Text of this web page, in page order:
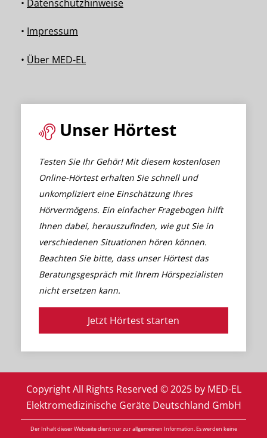
• Datenschutzhinweise
• Impressum
• Über MED-EL
Unser Hörtest
Testen Sie Ihr Gehör! Mit diesem kostenlosen
Online-Hörtest erhalten Sie schnell und
unkompliziert eine Einschätzung Ihres
Hörvermögens. Ein einfacher Fragebogen hilft
Ihnen dabei, herauszufinden, wie gut Sie in
verschiedenen Situationen hören können.
Beachten Sie bitte, dass unser Hörtest das
Beratungsgespräch mit Ihrem Hörspezialisten
nicht ersetzen kann.
Jetzt Hörtest starten
Copyright All Rights Reserved © 2025 by MED-EL
Elektromedizinische Geräte Deutschland GmbH
Der Inhalt dieser Webseite dient nur zur allgemeinen Information. Es werden keine